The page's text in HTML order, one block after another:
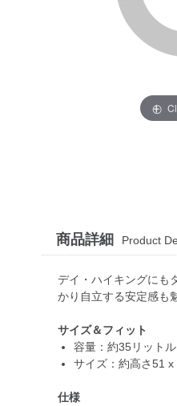
商品詳細 Product
デイ・ハイキングにも
かり自立する安定感も
サイズ＆フィット
容量：約35リットル
サイズ：約高さ51
仕様